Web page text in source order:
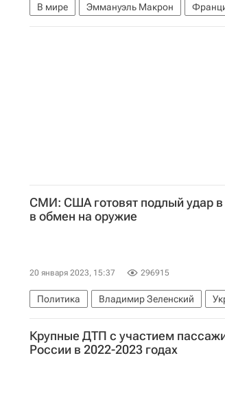
В мире Эммануэль Макрон
СМИ: США готовят подлый удар в
в обмен на оружие
20 января 2023, 15:37 296915
Политика Владимир Зеленский
Вооруженные силы Украины
Крупные ДТП с участием
России в 2022-2023 годах